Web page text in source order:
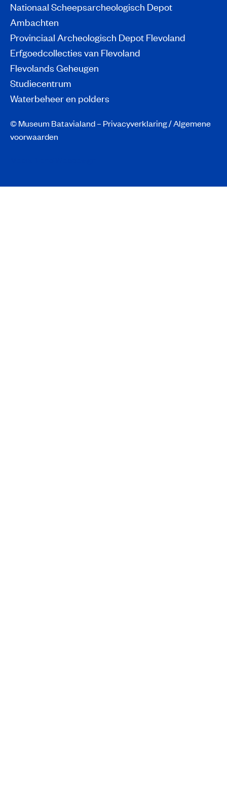
Nationaal Scheepsarcheologisch Depot
Ambachten
Provinciaal Archeologisch Depot Flevoland
Erfgoedcollecties van Flevoland
Flevolands Geheugen
Studiecentrum
Waterbeheer en polders
© Museum Batavialand – Privacyverklaring/Algemene
voorwaarden